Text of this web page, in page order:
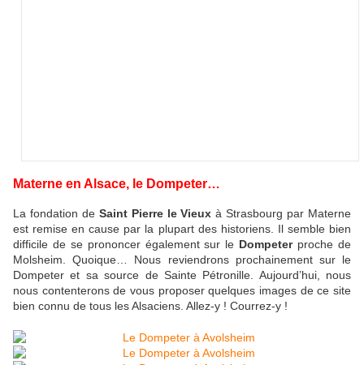
Materne en Alsace, le Dompeter…
La fondation de Saint Pierre le Vieux à Strasbourg par Materne
est remise en cause par la plupart des historiens. Il semble bien
difficile de se prononcer également sur le Dompeterproche de
Molsheim. Quoique… Nous reviendrons prochainement sur le
Dompeter et sa source de Sainte Pétronille. Aujourd’hui, nous
nous contenterons de vous proposer quelques images de ce site
bien connu de tous les Alsaciens. Allez-y ! Courrez-y !